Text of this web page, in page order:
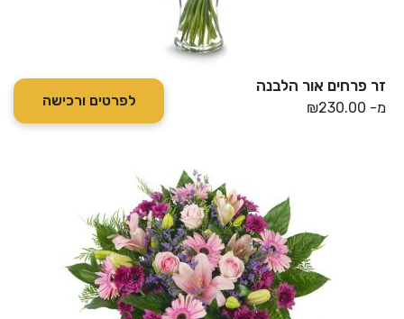
זר פרחים אור הלבנה
מ- ₪230.00 לפרטים ורכישה